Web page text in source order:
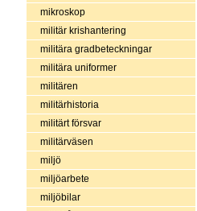
mikroskop
militär krishantering
militära gradbeteckningar
militära uniformer
militären
militärhistoria
militärt försvar
militärväsen
miljö
miljöarbete
miljöbilar